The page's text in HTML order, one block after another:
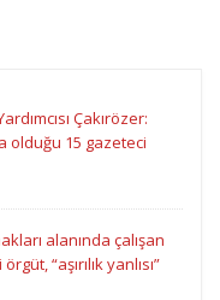
Çakırözer:
olduğu 15 gazeteci
alanında çalışan
“aşırılık yanlısı”